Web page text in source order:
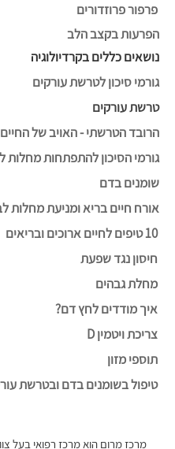
פרפור פרוזדורים
הפרעות בקצב הלב
נושאים כללים בקרדיולוגיה
גורמי סיכון לטרשת עורקים
טרשת עורקים
הרובד הטרשתי - האויב של החיים
גורמי הסיכון להתפתחות מחלות
שומנים בדם
אורח חיים בריא ומניעת מחלות
10 טיפים לחיים ארוכים ובריאים
חיסון נגד שפעת
מחלת גבהים
איך מודדים לחץ דם?
צריכת ויטמין D
תוספי מזון
טיפול בשומנים בדם ובטרשת
מרכז מרום הוא מרכז רפואי בעל